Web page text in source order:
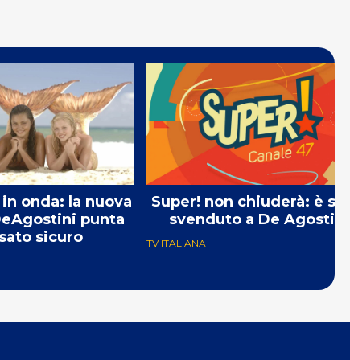
onda: la nuova
punta
sicuro
Super! non chiuderà: è
svenduto a De Agostini
TV ITALIANA